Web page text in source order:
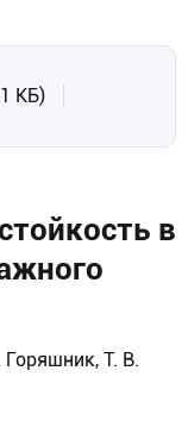
КБ)
в
Т. В.